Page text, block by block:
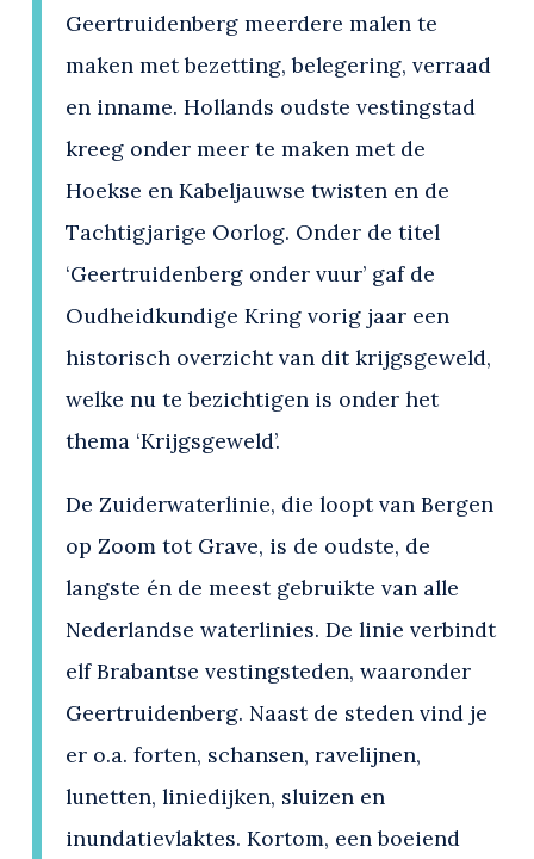
Geertruidenberg meerdere malen te
maken met bezetting, belegering, verraad
en inname. Hollands oudste vestingstad
kreeg onder meer te maken met de
Hoekse en Kabeljauwse twisten en de
Tachtigjarige Oorlog. Onder de titel
‘Geertruidenberg onder vuur’ gaf de
Oudheidkundige Kring vorig jaar een
historisch overzicht van dit krijgsgeweld,
welke nu te bezichtigen is onder het
thema ‘Krijgsgeweld’.
De Zuiderwaterlinie, die loopt van Bergen
op Zoom tot Grave, is de oudste, de
langste én de meest gebruikte van alle
Nederlandse waterlinies. De linie verbindt
elf Brabantse vestingsteden, waaronder
Geertruidenberg. Naast de steden vind je
er o.a. forten, schansen, ravelijnen,
lunetten, liniedijken, sluizen en
inundatievlaktes. Kortom, een boeiend